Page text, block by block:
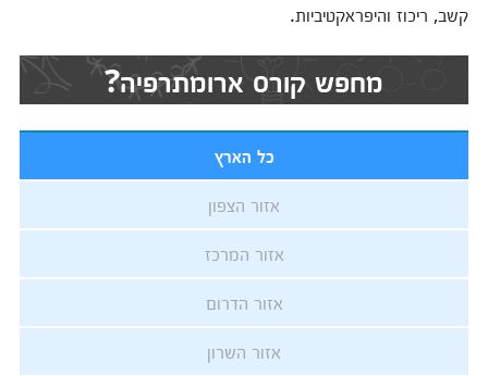
קשב, ריכוז והיפראקטיביות.
מחפש קורס ארומתרפיה?
כל הארץ
אזור הצפון
אזור המרכז
אזור הדרום
אזור השרון